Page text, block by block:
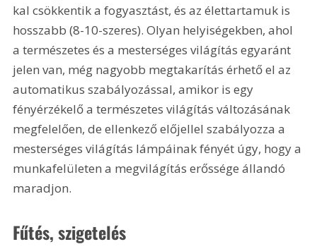
kal csökkentik a fogyasztást, és az élettartamuk is
hosszabb (8-10-szeres). Olyan helyiségekben, ahol
a természetes és a mesterséges világítás egyaránt
jelen van, még nagyobb megtakarítás érhető el az
automatikus szabályozással, amikor is egy
fényérzékelő a természetes világítás változásának
megfelelően, de ellenkező előjellel szabályozza a
mesterséges világítás lámpáinak fényét úgy, hogy a
munkafelületen a megvilágítás erőssége állandó
maradjon.
Fűtés, szigetelés